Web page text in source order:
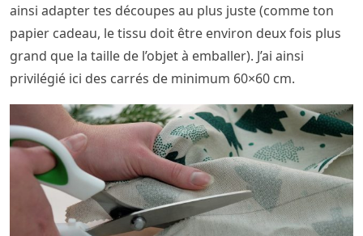
ainsi adapter tes découpes au plus juste (comme ton
papier cadeau, le tissu doit être environ deux fois plus
grand que la taille de l’objet à emballer). J’ai ainsi
privilégié ici des carrés de minimum 60×60 cm.